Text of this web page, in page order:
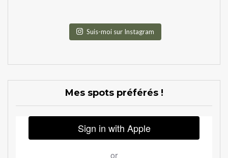
Suis-moi sur Instagram
Mes spots préférés !